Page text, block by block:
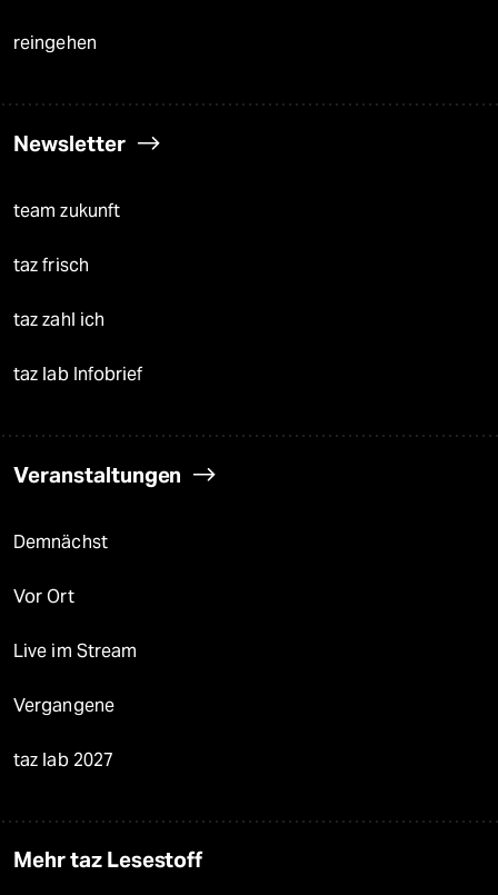
reingehen
Newsletter
team zukunft
taz frisch
taz zahl ich
taz lab Infobrief
Veranstaltungen
Demnächst
Vor Ort
Live im Stream
Vergangene
taz lab 2027
Mehr taz Lesestoff